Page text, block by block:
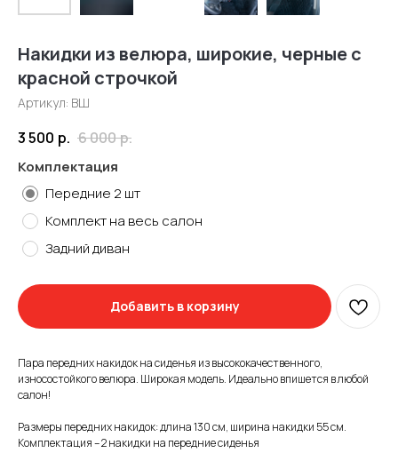
Накидки из велюра, широкие, черные с
красной строчкой
Артикул: ВШ
3 500 р. 6 000р.
Комплектация
Передние 2 шт
Комплект на весь салон
Задний диван
Добавить в корзину
Пара передних накидок на сиденья из высококачественного,
износостойкого велюра. Широкая модель. Идеально впишется в любой
салон!
Размеры передних накидок: длина 130 см, ширина накидки 55 см.
Комплектация – 2 накидки на передние сиденья